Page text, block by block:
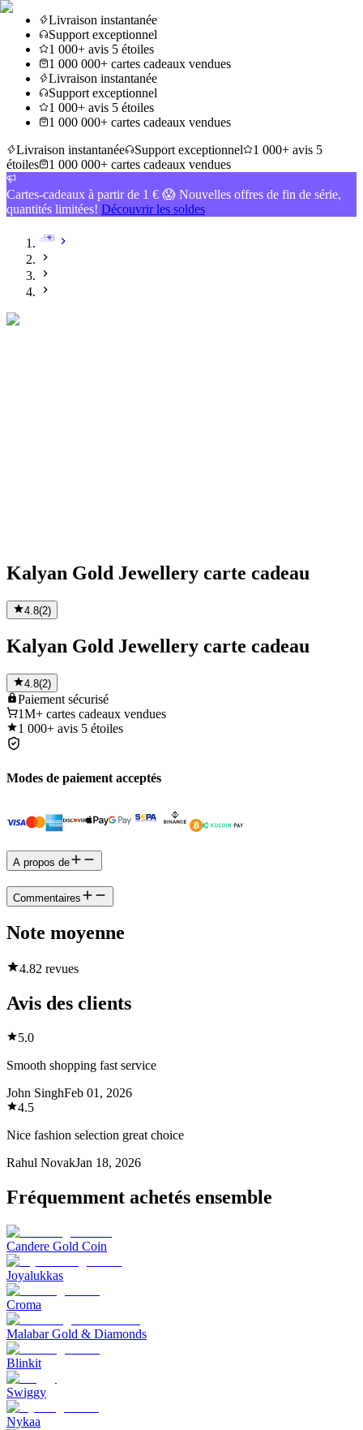
Livraison instantanée
Support exceptionnel
1 000+ avis 5 étoiles
1 000 000+ cartes cadeaux vendues
Livraison instantanée
Support exceptionnel
1 000+ avis 5 étoiles
1 000 000+ cartes cadeaux vendues
Livraison instantanée
Support exceptionnel
1 000+ avis 5
étoiles
1 000 000+ cartes cadeaux vendues
Cartes-cadeaux à partir de 1 € 😱 Nouvelles offres de fin de série,
quantités limitées! Découvrir les soldes
Kalyan Gold Jewellery carte cadeau
4.8(2)
Kalyan Gold Jewellery carte cadeau
4.8(2)
Paiement sécurisé
1M+ cartes cadeaux vendues
1 000+ avis 5 étoiles
Modes de paiement acceptés
A propos de
Commentaires
Note moyenne
4.82 revues
Avis des clients
5.0
Smooth shopping fast service
John SinghFeb 01, 2026
4.5
Nice fashion selection great choice
Rahul NovakJan 18, 2026
Fréquemment achetés ensemble
Candere Gold Coin
Joyalukkas
Croma
Malabar Gold & Diamonds
Blinkit
Swiggy
Nykaa